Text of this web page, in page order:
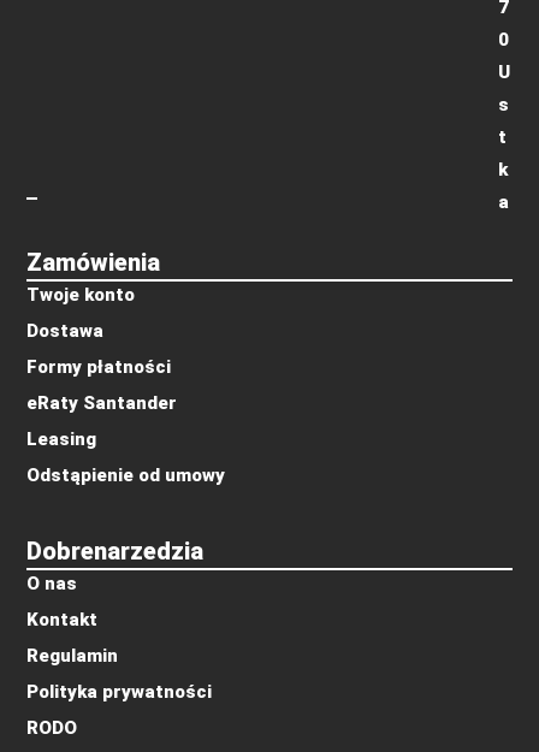
Dobrenarzedzia
O nas
Kontakt
Regulamin
Polityka prywatności
RODO
Zamówienia
Twoje konto
Dostawa
Formy płatności
eRaty Santander
Leasing
Odstąpienie od umowy
7
0
U
s
t
k
a